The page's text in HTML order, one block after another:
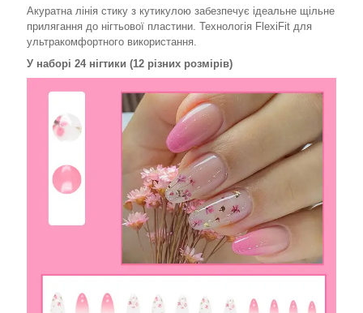
Акуратна лінія стику з кутикулою забезпечує ідеальне щільне
прилягання до нігтьової пластини. Технологія FlexiFit для
ультракомфортного використання.
У наборі 24 нігтики (12 різних розмірів)